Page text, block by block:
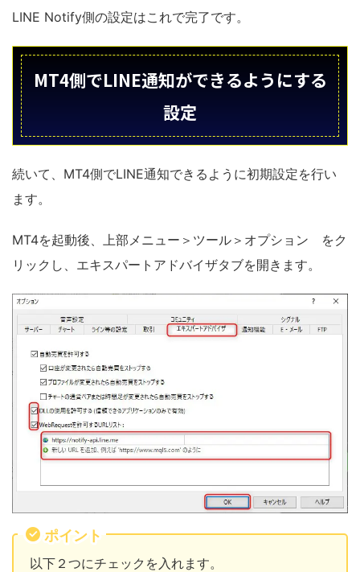
LINE Notify側の設定はこれで完了です。
MT4側でLINE通知ができるようにする
設定
続いて、MT4側でLINE通知できるように初期設定を行い
ます。
MT4を起動後、上部メニュー＞ツール＞オプション をク
リックし、エキスパートアドバイザタブを開きます。
ポイント
以下２つにチェックを入れます。